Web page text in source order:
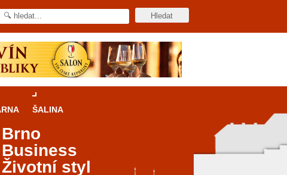
ŠALINA
Brno
Business
Životní styl